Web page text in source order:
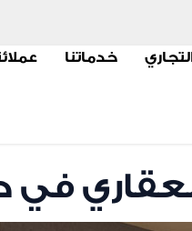
خدماتنا
في